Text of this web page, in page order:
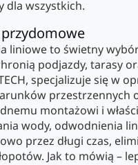
dla wszystkich.
liniowe to świetny
podjazdy, tarasy
specjalizuje się w
przestrzennych
montażowi i
wody, odwodnienia
przez długi czas,
Jak to mówią –